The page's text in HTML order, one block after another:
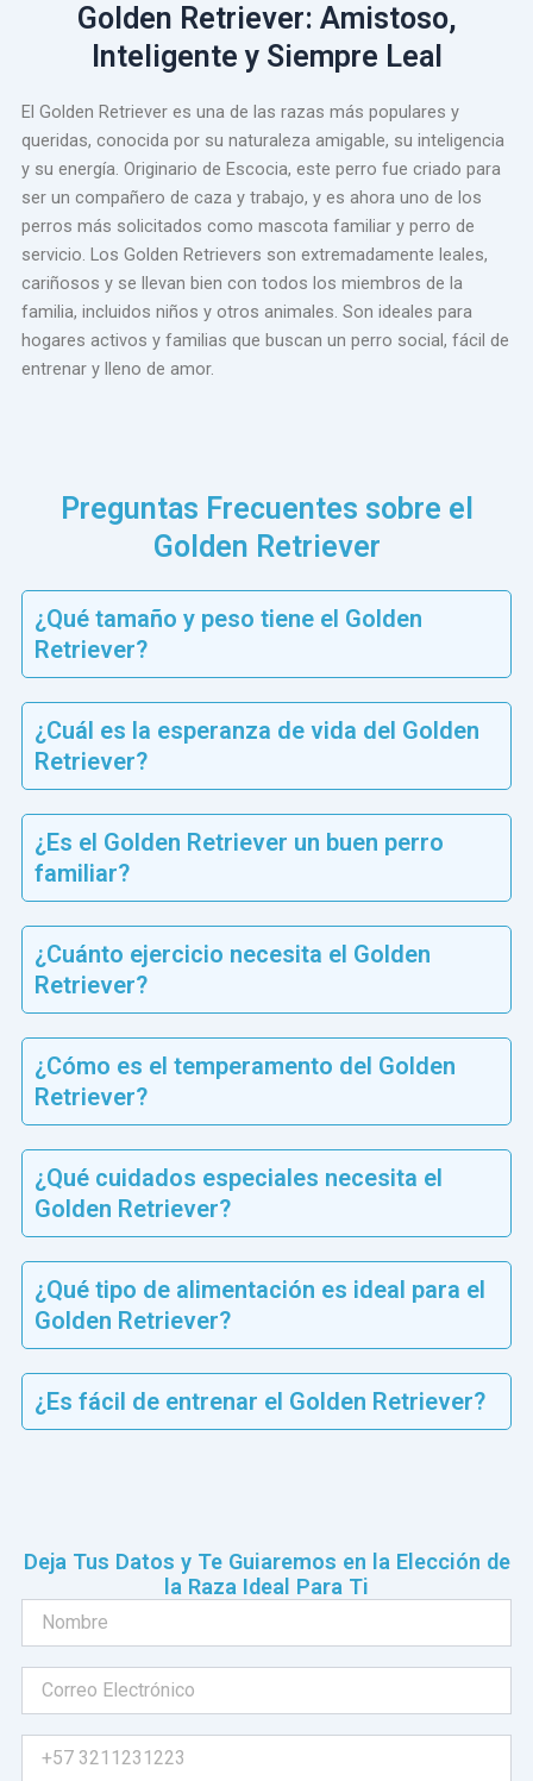
Golden Retriever: Amistoso,
Inteligente y Siempre Leal
El Golden Retriever es una de las razas más populares y
queridas, conocida por su naturaleza amigable, su inteligencia
y su energía. Originario de Escocia, este perro fue criado para
ser un compañero de caza y trabajo, y es ahora uno de los
perros más solicitados como mascota familiar y perro de
servicio. Los Golden Retrievers son extremadamente leales,
cariñosos y se llevan bien con todos los miembros de la
familia, incluidos niños y otros animales. Son ideales para
hogares activos y familias que buscan un perro social, fácil de
entrenar y lleno de amor.
Preguntas Frecuentes sobre el
Golden Retriever
¿Qué tamaño y peso tiene el Golden
Retriever?
¿Cuál es la esperanza de vida del Golden
Retriever?
¿Es el Golden Retriever un buen perro
familiar?
¿Cuánto ejercicio necesita el Golden
Retriever?
¿Cómo es el temperamento del Golden
Retriever?
¿Qué cuidados especiales necesita el
Golden Retriever?
¿Qué tipo de alimentación es ideal para el
Golden Retriever?
¿Es fácil de entrenar el Golden Retriever?
Deja Tus Datos y Te Guiaremos en la Elección de
la Raza Ideal Para Ti